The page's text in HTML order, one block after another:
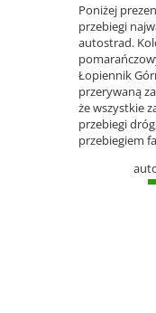
Poniżej
przebiegi
autostrad.
Łopiennik
przerywaną
że wszystkie
przebiegi
przebiegiem